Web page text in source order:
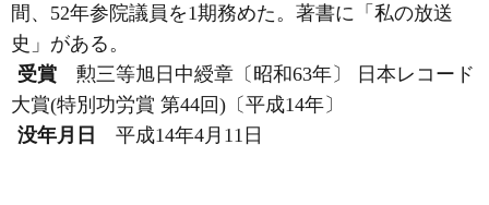
間、52年参院議員を1期務めた。著書に「私の放送
史」がある。
受賞
勲三等旭日中綬章〔昭和63年〕 日本レコード
大賞(特別功労賞 第44回)〔平成14年〕
没年月日
平成14年4月11日